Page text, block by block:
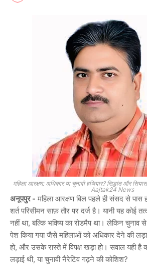
महिला आरक्षण: अधिकार या चुनावी हथियार? सिद्धांत और
Aajtak24 News
अनूपपुर - महिला आरक्षण बिल पहले ही संसद से पास
शर्त परिसीमन साफ़ तौर पर दर्ज है। यानी यह कोई
नहीं था, बल्कि भविष्य का रोडमैप था। लेकिन
पेश किया गया जैसे महिलाओं को अधिकार देने की
हो, और उसके रास्ते में विपक्ष खड़ा हो। सवाल यही है
लड़ाई थी, या चुनावी नैरेटिव गढ़ने की कोशिश?